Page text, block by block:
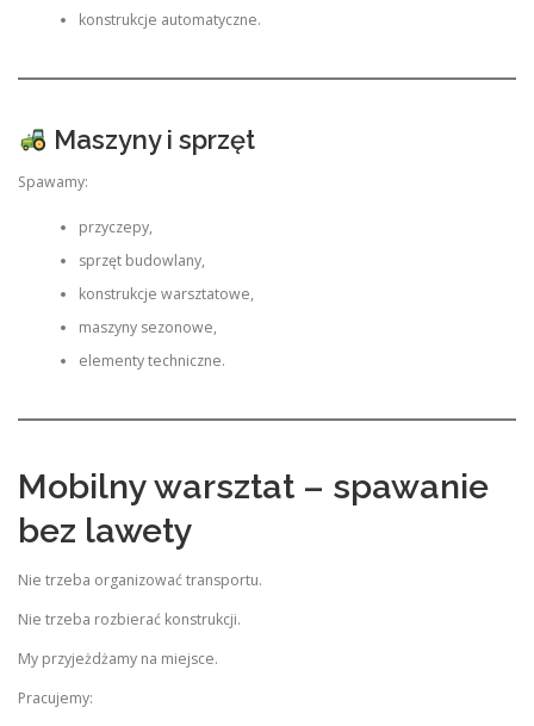
konstrukcje automatyczne.
Maszyny i sprzęt
Spawamy:
przyczepy,
sprzęt budowlany,
konstrukcje warsztatowe,
maszyny sezonowe,
elementy techniczne.
Mobilny warsztat – spawanie
bez lawety
Nie trzeba organizować transportu.
Nie trzeba rozbierać konstrukcji.
My przyjeżdżamy na miejsce.
Pracujemy: